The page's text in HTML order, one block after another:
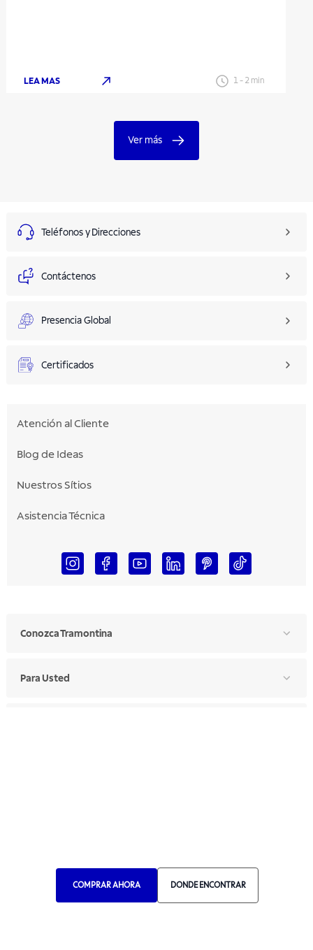
COMPRAR AHORA DONDE ENCONTRAR
LEA MAS 1- 2 min
Ver más
Teléfonos y Direcciones
Contáctenos
Presencia Global
Certificados
Atención al Cliente
Blog de Ideas
Nuestros Sítios
Asistencia Técnica
Conozca Tramontina
Para Usted